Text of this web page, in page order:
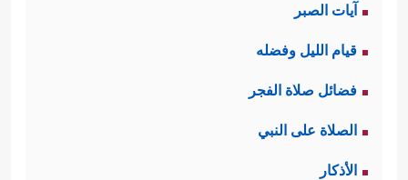
آيات الصبر
قيام الليل وفضله
فضائل صلاة الفجر
الصلاة على النبي
الأذكار